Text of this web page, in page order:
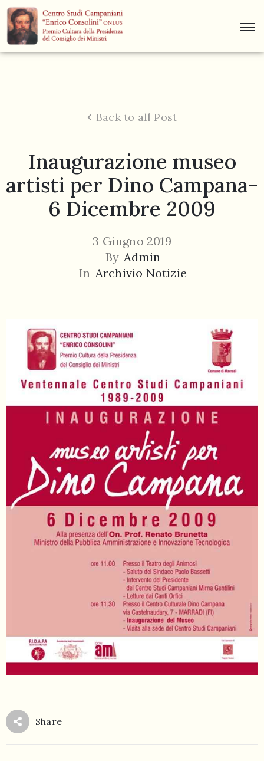
Centro
Curiosità
centrocampana@tiscali.it
Back to all Post
Inaugurazione museo
artisti per Dino Campana-
6 Dicembre 2009
3 Giugno 2019
By Admin
In Archivio Notizie
Share